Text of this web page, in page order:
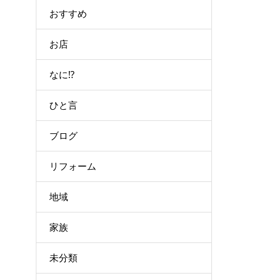
おすすめ
お店
なに⁉
ひと言
ブログ
リフォーム
地域
家族
未分類